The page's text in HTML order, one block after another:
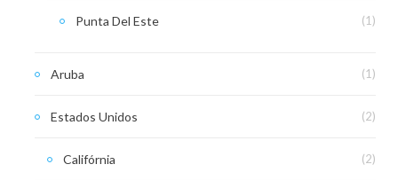
Punta Del Este (1)
Aruba (1)
Estados Unidos (2)
Califórnia (2)